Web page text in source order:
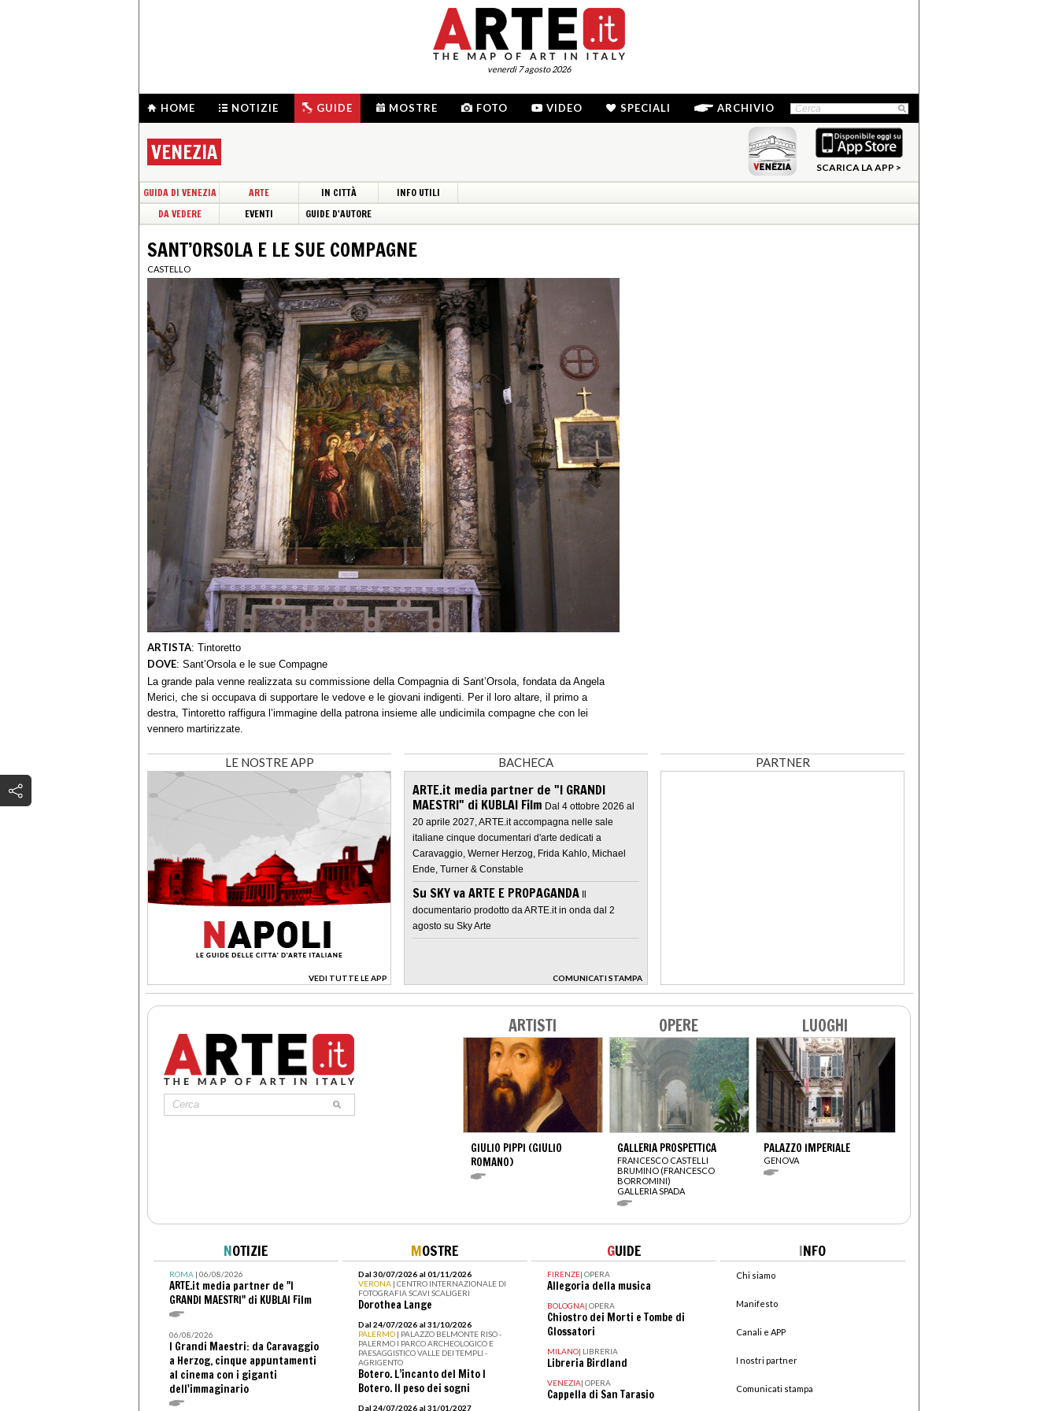
venerdì 7 agosto 2026
HOME NOTIZIE GUIDE MOSTRE FOTO VIDEO SPECIALI ARCHIVIO
VENEZIA
SCARICA LA APP >
GUIDA DI VENEZIA ARTE IN CITTÀ
INFO UTILI
DA VEDERE
EVENTI GUIDE D'AUTORE
SANT’ORSOLA E LE SUE COMPAGNE
CASTELLO
ARTISTA: Tintoretto
DOVE: Sant’Orsola e le sue Compagne
La grande pala venne realizzata su commissione della Compagnia di Sant’Orsola, fondata da Angela
Merici, che si occupava di supportare le vedove e le giovani indigenti. Per il loro altare, il primo a
destra, Tintoretto raffigura l’immagine della patrona insieme alle undicimila compagne che con lei
vennero martirizzate.
LE NOSTRE APP
VEDI TUTTE LE APP
>
BACHECA
ARTE.it media partner de "I GRANDI
MAESTRI" di KUBLAI Film Dal 4 ottobre 2026 al
20 aprile 2027, ARTE.it accompagna nelle sale
italiane cinque documentari d'arte dedicati a
Caravaggio, Werner Herzog, Frida Kahlo, Michael
Ende, Turner & Constable
Su SKY va ARTE E PROPAGANDA Il
documentario prodotto da ARTE.it in onda dal 2
agosto su Sky Arte
COMUNICATI STAMPA
>
PARTNER
ARTISTI
GIULIO PIPPI (GIULIO
ROMANO)
OPERE
GALLERIA PROSPETTICA
FRANCESCO CASTELLI
BRUMINO (FRANCESCO
BORROMINI)
GALLERIA SPADA
LUOGHI
PALAZZO IMPERIALE
GENOVA
NOTIZIE
ROMA| 06/08/2026
ARTE.it media partner de "I
GRANDI MAESTRI" di KUBLAI Film
06/08/2026
I Grandi Maestri: da Caravaggio
a Herzog, cinque appuntamenti
al cinema con i giganti
dell'immaginario
MOSTRE
Dal 30/07/2026 al 01/11/2026
VERONA | CENTRO INTERNAZIONALE DI
FOTOGRAFIA SCAVI SCALIGERI
Dorothea Lange
Dal 24/07/2026 al 31/10/2026
PALERMO | PALAZZO BELMONTE RISO -
PALERMO I PARCO ARCHEOLOGICO E
PAESAGGISTICO VALLE DEI TEMPLI -
AGRIGENTO
Botero. L’incanto del Mito I
Botero. Il peso dei sogni
Dal 24/07/2026 al 31/01/2027
GUIDE
FIRENZE| OPERA
Allegoria della musica
BOLOGNA| OPERA
Chiostro dei Morti e Tombe di
Glossatori
MILANO| LIBRERIA
Libreria Birdland
VENEZIA| OPERA
Cappella di San Tarasio
INFO
Chi siamo
Manifesto
Canali e APP
I nostri partner
Comunicati stampa